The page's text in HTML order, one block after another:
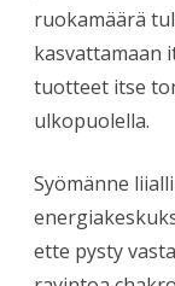
ruokamäärä
kasvattamaan
tuotteet itse
ulkopuolella.
Syömänne
ette pysty